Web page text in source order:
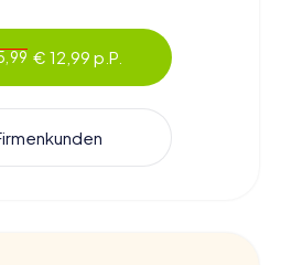
€ 12,99 p.P.